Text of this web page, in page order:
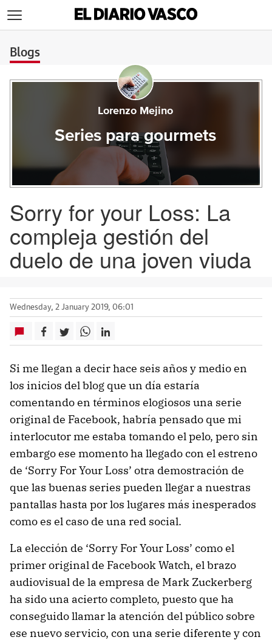
Blogs
Lorenzo Mejino
Series para gourmets
Sorry for your Loss: La
compleja gestión del
duelo de una joven viuda
Wednesday, 2 January 2019, 06:01
Si me llegan a decir hace seis años y medio en
los inicios del blog que un día estaría
comentando en términos elogiosos una serie
original de Facebook, habría pensado que mi
interlocutor me estaba tomando el pelo, pero sin
embargo ese momento ha llegado con el estreno
de ‘Sorry For Your Loss’ otra demostración de
que las buenas series pueden llegar a nuestras
pantallas hasta por los lugares más inesperados
como es el caso de una red social.
La elección de ‘Sorry For Your Loss’ como el
primer original de Facebook Watch, el brazo
audiovisual de la empresa de Mark Zuckerberg
ha sido una acierto completo, puesto que ha
conseguido llamar la atención del público sobre
ese nuevo servicio, con una serie diferente y con